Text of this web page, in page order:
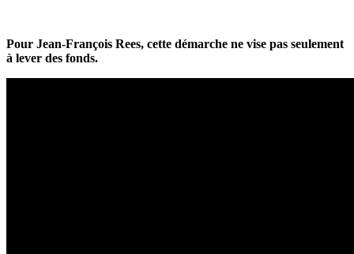
Pour Jean-François Rees, cette démarche ne vise pas seulement
à lever des fonds.